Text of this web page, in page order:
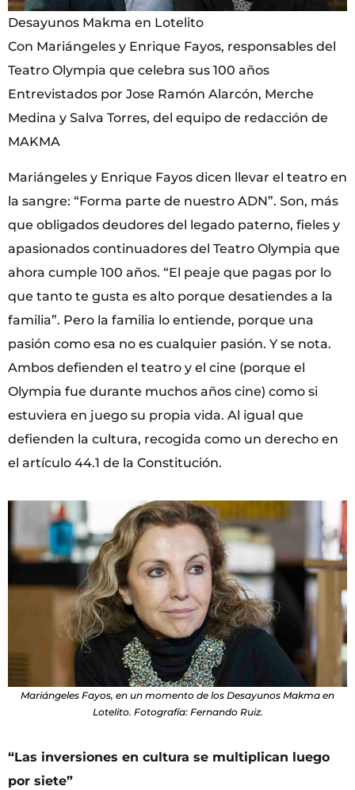
Desayunos Makma en Lotelito
Con Mariángeles y Enrique Fayos, responsables del
Teatro Olympia que celebra sus 100 años
Entrevistados por Jose Ramón Alarcón, Merche
Medina y Salva Torres, del equipo de redacción de
MAKMA
Mariángeles y Enrique Fayos dicen llevar el teatro en
la sangre: “Forma parte de nuestro ADN”. Son, más
que obligados deudores del legado paterno, fieles y
apasionados continuadores del Teatro Olympia que
ahora cumple 100 años. “El peaje que pagas por lo
que tanto te gusta es alto porque desatiendes a la
familia”. Pero la familia lo entiende, porque una
pasión como esa no es cualquier pasión. Y se nota.
Ambos defienden el teatro y el cine (porque el
Olympia fue durante muchos años cine) como si
estuviera en juego su propia vida. Al igual que
defienden la cultura, recogida como un derecho en
el artículo 44.1 de la Constitución.
Mariángeles Fayos, en un momento de los Desayunos Makma en
Lotelito. Fotografía: Fernando Ruiz.
“Las inversiones en cultura se multiplican luego
por siete”